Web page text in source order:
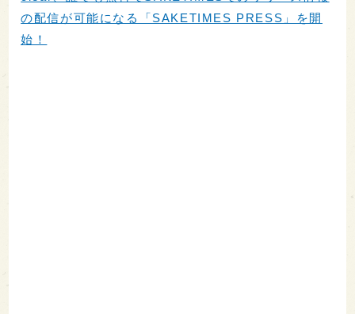
の配信が可能になる「SAKETIMES PRESS」を開
始！